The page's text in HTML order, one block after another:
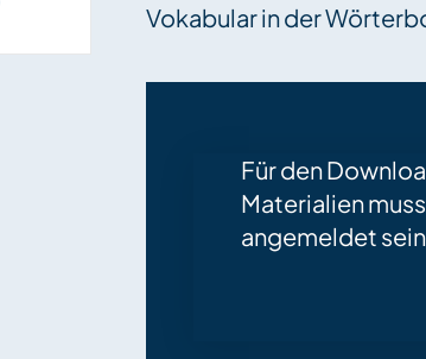
Vokabular in der
Für den
Materialien
angemeldet